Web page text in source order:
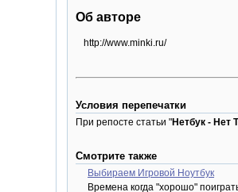
Об авторе
http://www.minki.ru/
Условия перепечатки
При репосте статьи "Нетбук - Нет
Смотрите также
Выбираем Игровой Ноутбук
Времена когда "хорошо"